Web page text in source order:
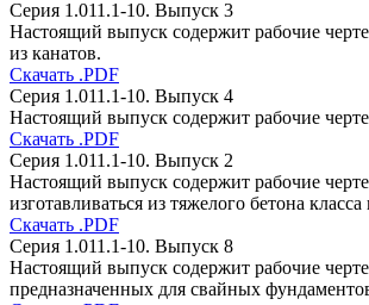
Серия 1.011.1-10. Выпуск 3
Настоящий выпуск содержит рабочие
из канатов.
Скачать .PDF
Серия 1.011.1-10. Выпуск 4
Настоящий выпуск содержит рабочие
Скачать .PDF
Серия 1.011.1-10. Выпуск 2
Настоящий выпуск содержит рабочие
изготавливаться из тяжелого бетона
Скачать .PDF
Серия 1.011.1-10. Выпуск 8
Настоящий выпуск содержит рабочие
предназначенных для свайных